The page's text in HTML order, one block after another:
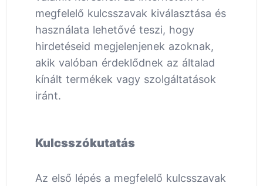
megfelelő kulcsszavak kiválasztása és
használata lehetővé teszi, hogy
hirdetéseid megjelenjenek azoknak,
akik valóban érdeklődnek az általad
kínált termékek vagy szolgáltatások
iránt.
Kulcsszókutatás
Az első lépés a megfelelő kulcsszavak